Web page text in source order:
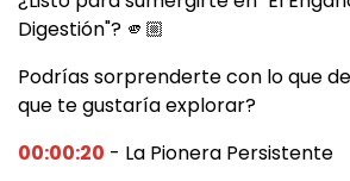
Digestión"? 🫵🏼
Podrías sorprenderte con lo que
que te gustaría explorar?
00:00:20 - La Pionera Persistente